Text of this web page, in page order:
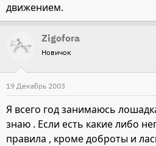
движением.
Zigofora
Новичок
19 Декабрь 2003
Я всего год занимаюсь
знаю . Если есть какие либо
правила , кроме доброты и